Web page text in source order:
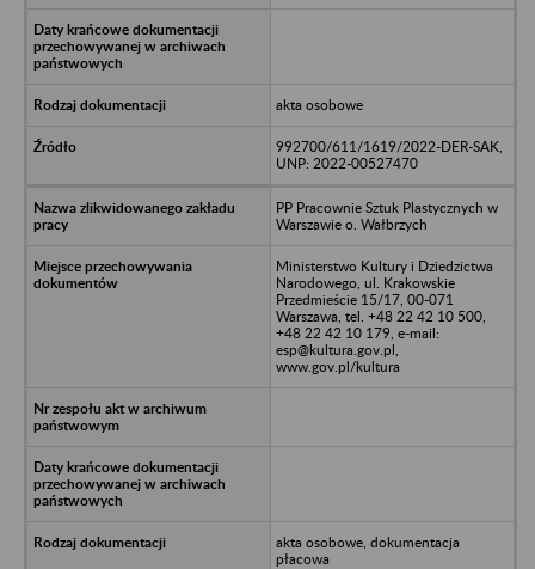
akta osobowe
992700/611/1619/2022-DER-SAK,
UNP: 2022-00527470
PP Pracownie Sztuk Plastycznych w
Warszawie o. Wałbrzych
Ministerstwo Kultury i Dziedzictwa
Narodowego, ul. Krakowskie
Przedmieście 15/17, 00-071
Warszawa, tel. +48 22 42 10 500,
+48 22 42 10 179, e-mail:
esp@kultura.gov.pl,
www.gov.pl/kultura
akta osobowe, dokumentacja
płacowa